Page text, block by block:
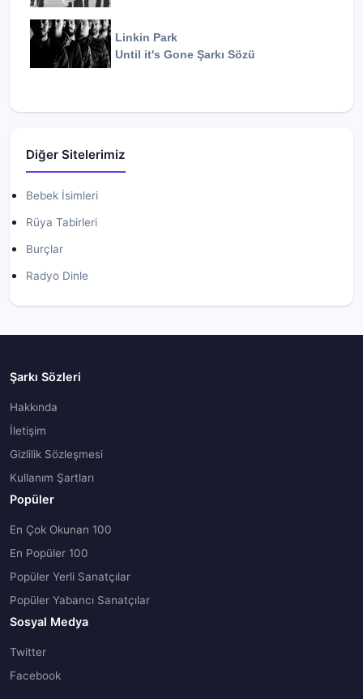
Linkin Park
Until it's Gone Şarkı Sözü
Diğer Sitelerimiz
Bebek İsimleri
Rüya Tabirleri
Burçlar
Radyo Dinle
Şarkı Sözleri
Hakkında
İletişim
Gizlilik Sözleşmesi
Kullanım Şartları
Popüler
En Çok Okunan 100
En Popüler 100
Popüler Yerli Sanatçılar
Popüler Yabancı Sanatçılar
Sosyal Medya
Twitter
Facebook